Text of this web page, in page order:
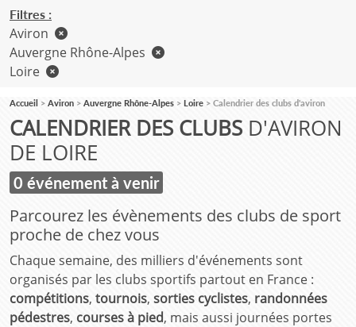
CALENDRIER DES CLUBS D'AVIRON
DE LOIRE
0 événement à venir
Parcourez les évènements des clubs de sport
proche de chez vous
Chaque semaine, des milliers d'événements sont
organisés par les clubs sportifs partout en France :
compétitions, tournois, sorties cyclistes, randonnées
pédestres, courses à pied, mais aussi journées portes
Filtres :
Aviron
Auvergne Rhône-Alpes
Loire
Accueil Aviron Auvergne Rhône-Alpes Loire Calendrier des clubs d'aviron